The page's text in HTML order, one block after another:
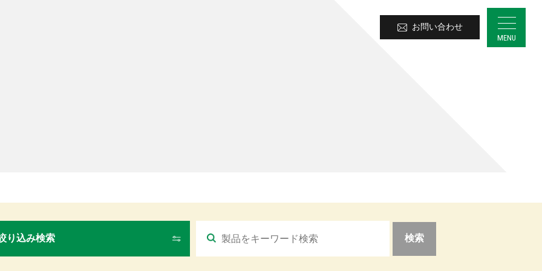
お問い合わせ
り込み検索